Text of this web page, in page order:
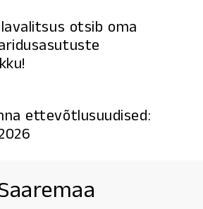
otsib oma
ettevõtlusuudised: